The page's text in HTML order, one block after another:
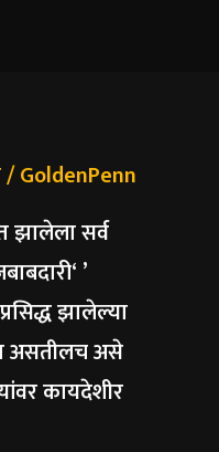
/ GoldenPenn
झालेला सर्व
’
झालेल्या
असतीलच असे
कायदेशीर